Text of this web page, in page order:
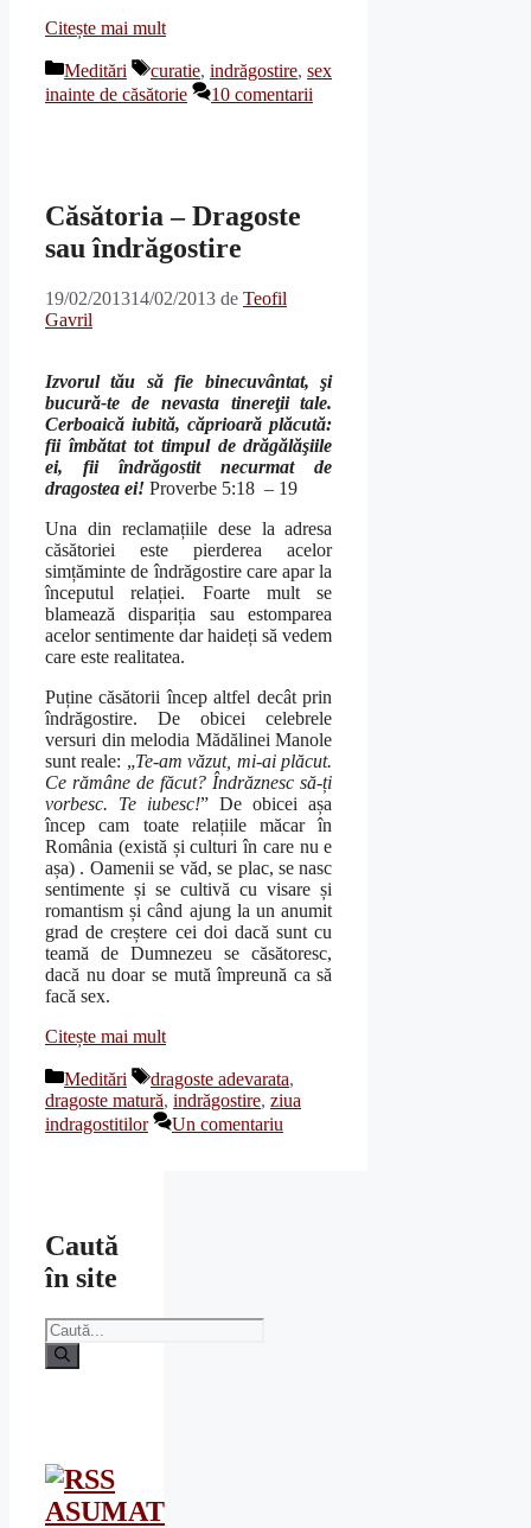
Citește mai mult
Categorii
Meditări Etichete
curatie, indrăgostire, sex
inainte de căsătorie
10 comentarii
Căsătoria – Dragoste
sau îndrăgostire
19/02/201314/02/2013 de Teofil
Gavril
Izvorul tău să fie binecuvântat, şi
bucură-te de nevasta tinereţii tale.
Cerboaică iubită, căprioară plăcută:
fii îmbătat tot timpul de drăgălăşiile
ei, fii îndrăgostit necurmat de
dragostea ei! Proverbe 5:18 – 19
Una din reclamațiile dese la adresa
căsătoriei este pierderea acelor
simțăminte de îndrăgostire care apar la
începutul relației. Foarte mult se
blamează dispariția sau estomparea
acelor sentimente dar haideți să vedem
care este realitatea.
Puține căsătorii încep altfel decât prin
îndrăgostire. De obicei celebrele
versuri din melodia Mădălinei Manole
sunt reale: „Te-am văzut, mi-ai plăcut.
Ce rămâne de făcut? Îndrăznesc să-ți
vorbesc. Te iubesc!” De obicei așa
încep cam toate relațiile măcar în
România (există și culturi în care nu e
așa) . Oamenii se văd, se plac, se nasc
sentimente și se cultivă cu visare și
romantism și când ajung la un anumit
grad de creștere cei doi dacă sunt cu
teamă de Dumnezeu se căsătoresc,
dacă nu doar se mută împreună ca să
facă sex.
Citește mai mult
Categorii
Meditări Etichete
dragoste adevarata,
dragoste matură, indrăgostire, ziua
indragostitilor
Un comentariu
Caută
în site
Caută
după:
ASUMAT